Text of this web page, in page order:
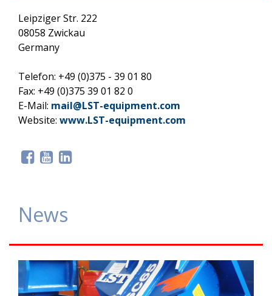
Leipziger Str. 222
08058 Zwickau
Germany
Telefon: +49 (0)375 - 39 01 80
Fax: +49 (0)375 39 01 82 0
E-Mail: mail@LST-equipment.com
Website: www.LST-equipment.com
News